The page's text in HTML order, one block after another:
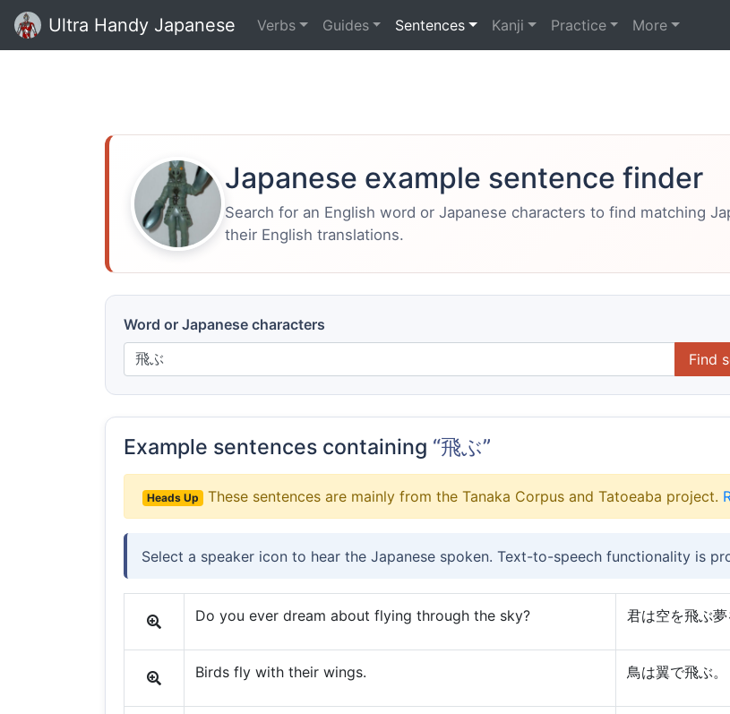
Ultra Handy Japanese Verbs Guides Sentences Kanji Practice More
Japanese example sentence finder
Search for an English word or Japanese characters to find matching
their English translations.
Word or Japanese characters
Find
Example sentences containing “飛ぶ”
Heads Up These sentences are mainly from the Tanaka Corpus and Tatoeaba project.
Select a speaker icon to hear the Japanese spoken. Text-to-speech functionality is
Do you ever dream about flying through the sky? 君は空を飛ぶ夢
Birds fly with their wings. 鳥は翼で飛ぶ。